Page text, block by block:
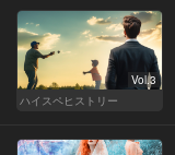
Vol.3
ハイスペヒストリー